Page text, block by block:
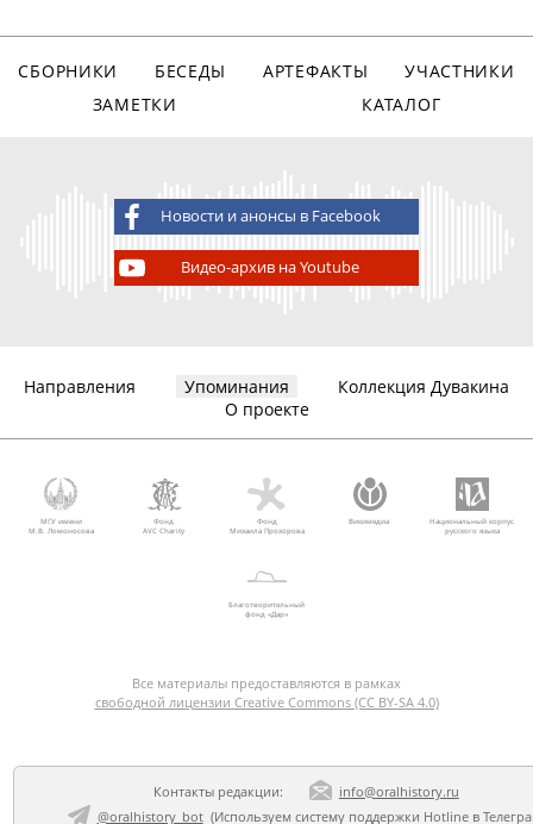
СБОРНИКИ БЕСЕДЫ АРТЕФАКТЫ
УЧАСТНИКИ
ЗАМЕТКИ
КАТАЛОГ
Новости и анонсы в Facebook
Видео-архив на Youtube
Направления Упоминания
Коллекция Дувакина
О проекте
МГУ имени
М.В. Ломоносова
Фонд
AVC Charity
Фонд
Михаила Прохорова
Викимедиа
Национальный корпус
русского языка
Благотворительный
фонд «Дар»
Все материалы предоставляются в рамках
свободной лицензии Creative Commons (CC BY-SA 4.0)
Контакты редакции:
info@oralhistory.ru
@oralhistory_bot(Используем систему поддержки Hotline в